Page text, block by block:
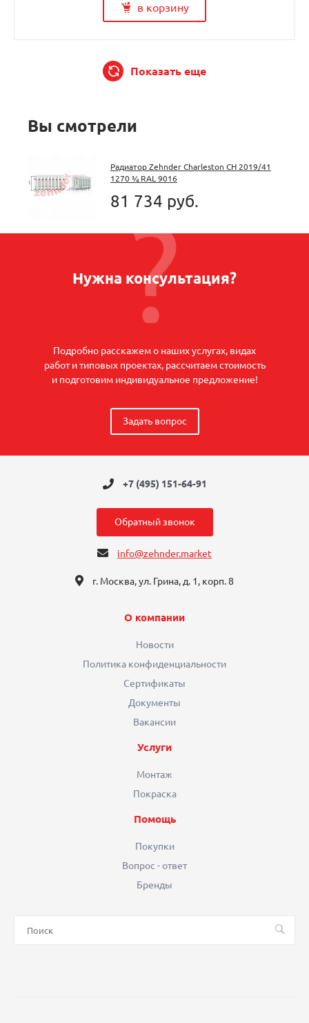
в корзину
Показать еще
Вы смотрели
Радиатор Zehnder Charleston CH 2019/41
1270 ¾ RAL 9016
81 734 руб.
Нужна консультация?
Подробно расскажем о наших услугах, видах
работ и типовых проектах, рассчитаем стоимость
и подготовим индивидуальное предложение!
Задать вопрос
+7 (495) 151-64-91
Обратный звонок
info@zehnder.market
г. Москва, ул. Грина, д. 1, корп. 8
О компании
Новости
Политика конфиденциальности
Сертификаты
Документы
Вакансии
Услуги
Монтаж
Покраска
Помощь
Покупки
Вопрос - ответ
Бренды